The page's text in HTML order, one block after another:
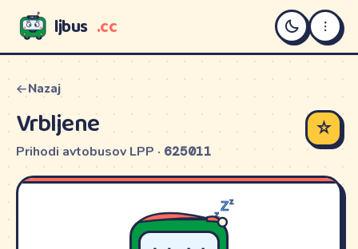
LJBUS ljbus .cc
Nazaj
Vrbljene
Prihodi avtobusov LPP · 625011
☆